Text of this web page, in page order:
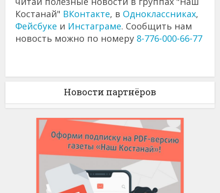
Костанай" ВКонтакте, в Одноклассниках,
Фейсбуке и Инстаграме. Сообщить нам
новость можно по номеру 8-776-000-66-77
Новости партнёров